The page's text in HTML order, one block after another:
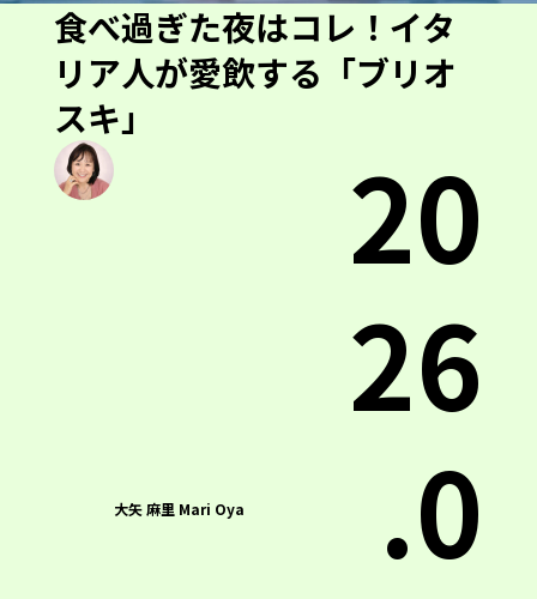
食べ過ぎた夜はコレ！イタ
リア人が愛飲する「ブリオ
スキ」
大矢 麻里 Mari Oya
20
26
.0